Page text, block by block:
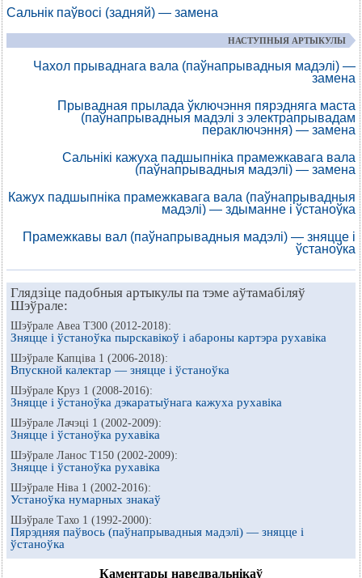
Сальнік паўвосі (задняй) — замена
НАСТУПНЫЯ АРТЫКУЛЫ
Чахол прываднага вала (паўнапрывадныя мадэлі) —
замена
Прывадная прылада ўключэння пярэдняга маста
(паўнапрывадныя мадэлі з электрапрывадам
пераключэння) — замена
Сальнікі кажуха падшыпніка прамежкавага вала
(паўнапрывадныя мадэлі) — замена
Кажух падшыпніка прамежкавага вала (паўнапрывадныя
мадэлі) — здыманне і ўстаноўка
Прамежкавы вал (паўнапрывадныя мадэлі) — зняцце і
ўстаноўка
Глядзіце падобныя артыкулы па тэме аўтамабіляў
Шэўрале:
Шэўрале Авеа Т300 (2012-2018):
Зняцце і ўстаноўка пырскавікоў і абароны картэра рухавіка
Шэўрале Капціва 1 (2006-2018):
Впускной калектар — зняцце і ўстаноўка
Шэўрале Круз 1 (2008-2016):
Зняцце і ўстаноўка дэкаратыўнага кажуха рухавіка
Шэўрале Лачэці 1 (2002-2009):
Зняцце і ўстаноўка рухавіка
Шэўрале Ланос Т150 (2002-2009):
Зняцце і ўстаноўка рухавіка
Шэўрале Ніва 1 (2002-2016):
Устаноўка нумарных знакаў
Шэўрале Тахо 1 (1992-2000):
Пярэдняя паўвось (паўнапрывадныя мадэлі) — зняцце і
ўстаноўка
Каментары наведвальнікаў